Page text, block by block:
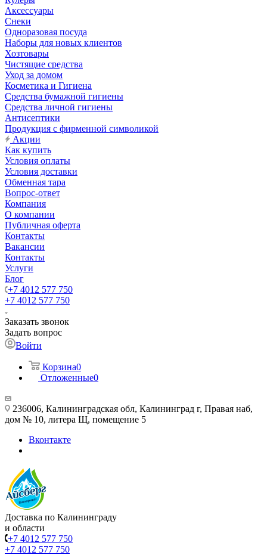
Аксессуары
Снеки
Одноразовая посуда
Наборы для новых клиентов
Хозтовары
Чистящие средства
Уход за домом
Косметика и Гигиена
Средства бумажной гигиены
Средства личной гигиены
Антисептики
Продукция с фирменной символикой
Акции
Как купить
Условия оплаты
Условия доставки
Обменная тара
Вопрос-ответ
Компания
О компании
Публичная оферта
Контакты
Вакансии
Контакты
Услуги
Блог
+7 4012 577 750
+7 4012 577 750
Заказать звонок
Задать вопрос
Войти
Корзина0
Отложенные0
236006, Калининградская обл, Калининград г, Правая наб,
дом № 10, литера Щ, помещение 5
Вконтакте
Доставка по Калининграду
и области
+7 4012 577 750
+7 4012 577 750